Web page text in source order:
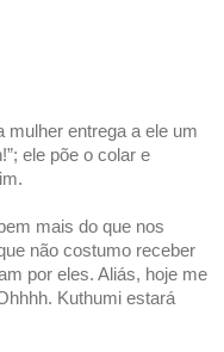
entrega a ele um
ele põe o colar e
mais do que nos
não costumo receber
por eles. Aliás, hoje me
Kuthumi estará